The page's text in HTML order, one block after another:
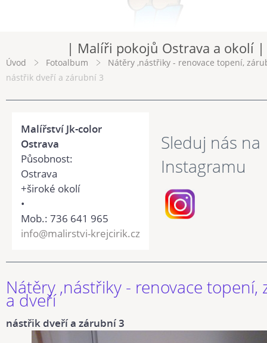
| Malíři pokojů Ostrava a okolí |
Úvod Fotoalbum
Nátěry ,nástřiky - renovace topení,
nástřik dveří a zárubní 3
Malířství Jk-color
Ostrava
Působnost:
Ostrava
+široké okolí
•
Mob.: 736 641 965
info@malirstvi-krejcirik.cz
Sleduj nás na
Instagramu
Nátěry ,nástřiky - renovace topení,
a dveří
nástřik dveří a zárubní 3